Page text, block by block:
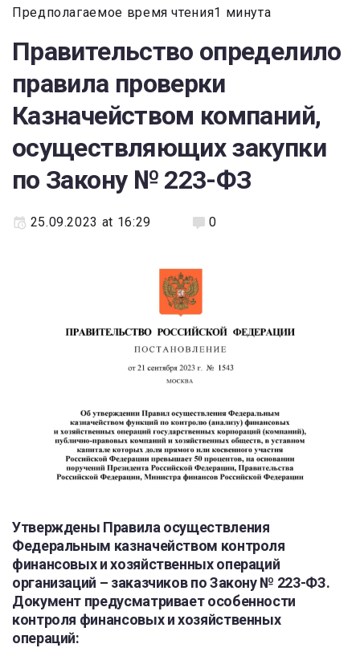
Предполагаемое время чтения1 минута
Правительство определило
правила проверки
Казначейством компаний,
осуществляющих закупки
по Закону № 223-ФЗ
25.09.2023 at 16:29 0
Утверждены Правила осуществления
Федеральным казначейством контроля
финансовых и хозяйственных операций
организаций – заказчиков по Закону № 223-ФЗ.
Документ предусматривает особенности
контроля финансовых и хозяйственных
операций: